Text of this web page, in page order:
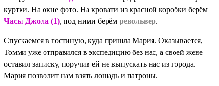
куртки. На окне фото. На кровати из красной коробки берём
Часы Джола (1), под ними берём револьвер.
Спускаемся в гостиную, куда пришла Мария. Оказывается,
Томми уже отправился в экспедицию без нас, а своей жене
оставил записку, поручив ей не выпускать нас из города.
Мария позволит нам взять лошадь и патроны.